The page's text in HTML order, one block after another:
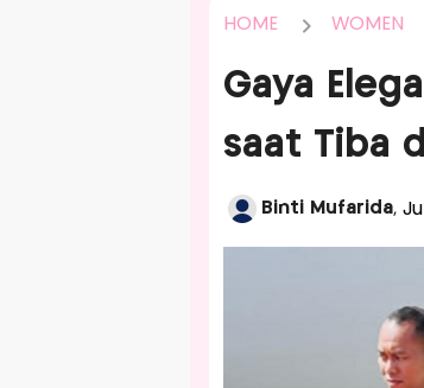
HOME WOMEN
Gaya
saat Tiba
Binti Mufarida,